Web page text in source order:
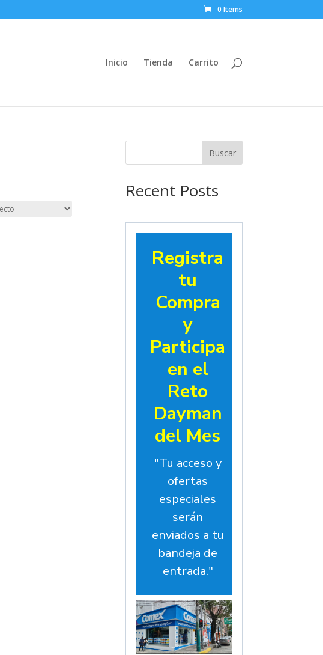
0 Items
Inicio Tienda Carrito
Buscar
Recent Posts
Registra
tu
Compra
y
Participa
en el
Reto
Dayman
del Mes
"Tu acceso y
ofertas
especiales
serán
enviados a tu
bandeja de
entrada."